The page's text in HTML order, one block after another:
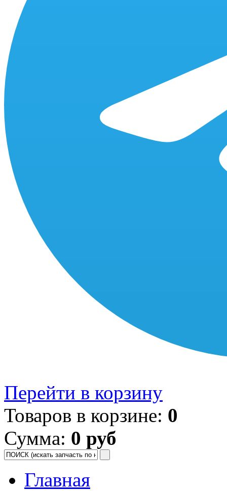
Перейти в корзину
Товаров в корзине: 0
Сумма: 0 руб
Главная